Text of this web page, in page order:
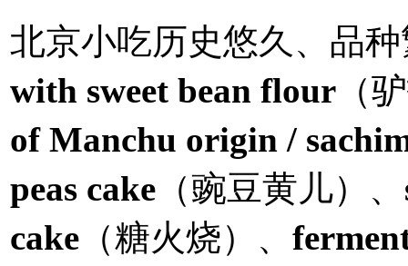
北京小吃历史悠久、品
with sweet bean flour （
of Manchu origin /
peas cake （豌豆黄儿）、
cake （糖火烧）、